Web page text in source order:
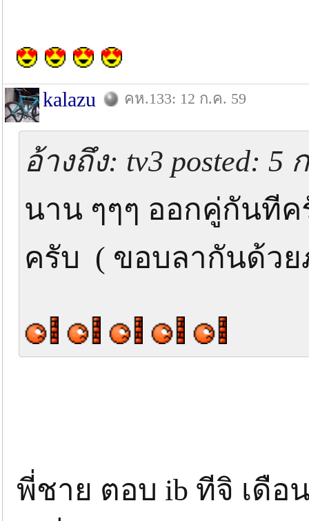
kalazu คห.133: 12 ก.ค. 59
อ้างถึง: tv3 posted: 5
นาน ๆๆๆ ออกคู่กันทีค
ครับ ( ขอบลากันด้ว
พี่ชาย ตอบ ib ทีจิ เดือ